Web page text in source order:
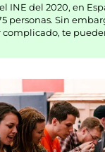
INE del 2020, en
personas. Sin
complicado, te